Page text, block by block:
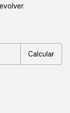
Calcular